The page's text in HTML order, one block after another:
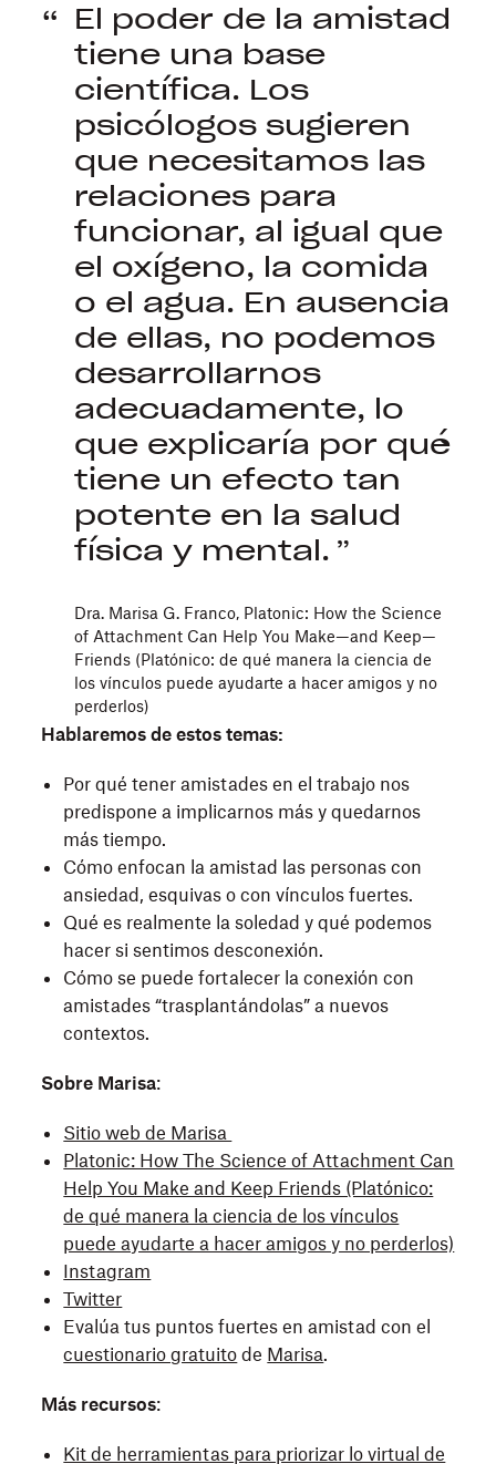
El poder de la amistad
tiene una base
científica. Los
psicólogos sugieren
que necesitamos las
relaciones para
funcionar, al igual que
el oxígeno, la comida
o el agua. En ausencia
de ellas, no podemos
desarrollarnos
adecuadamente, lo
que explicaría por qué
tiene un efecto tan
potente en la salud
física y mental.
Dra. Marisa G. Franco, Platonic: How the Science
of Attachment Can Help You Make—and Keep—
Friends (Platónico: de qué manera la ciencia de
los vínculos puede ayudarte a hacer amigos y no
perderlos)
Hablaremos de estos temas:
Por qué tener amistades en el trabajo nos
predispone a implicarnos más y quedarnos
más tiempo.
Cómo enfocan la amistad las personas con
ansiedad, esquivas o con vínculos fuertes.
Qué es realmente la soledad y qué podemos
hacer si sentimos desconexión.
Cómo se puede fortalecer la conexión con
amistades “trasplantándolas” a nuevos
contextos.
Sobre Marisa:
Sitio web de Marisa
Platonic: How The Science of Attachment Can
Help You Make and Keep Friends (Platónico:
de qué manera la ciencia de los vínculos
puede ayudarte a hacer amigos y no perderlos)
Instagram
Twitter
Evalúa tus puntos fuertes en amistad con el
cuestionario gratuito de Marisa.
Más recursos:
Kit de herramientas para priorizar lo virtual de